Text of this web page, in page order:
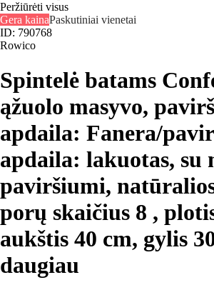
Peržiūrėti visus
Gera kainaPaskutiniai vienetai
ID: 790768
Rowico
Spintelė batams
ąžuolo masyvo,
apdaila: Fanera/
apdaila: lakuotas, su
paviršiumi,
porų skaičius 8 ,
aukštis 40 cm, gylis
daugiau